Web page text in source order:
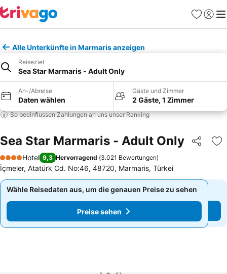
Favoriten
Alle Unterkünfte in Marmaris anzeigen
Reiseziel
Sea Star Marmaris - Adult Only
An-/Abreise
Daten wählen
Gäste und Zimmer
2 Gäste, 1 Zimmer
So beeinflussen Zahlungen an uns unser Ranking
Sea Star Marmaris - Adult Only Teilen
4 Sterne
Hotel 9,3 Hervorragend (3.021 Bewertungen)
İçmeler, Atatürk Cd. No:46, 48720, Marmaris, Türkei
Wähle Reisedaten aus, um die genauen Preise zu sehen
Preise sehen
Wähle Reisedaten aus, um die genauen Preise zu sehen
Preise sehen